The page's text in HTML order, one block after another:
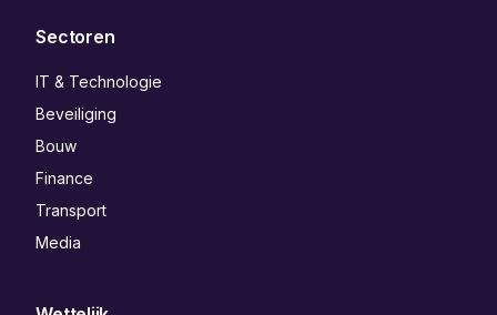
Sectoren
IT & Technologie
Beveiliging
Bouw
Finance
Transport
Media